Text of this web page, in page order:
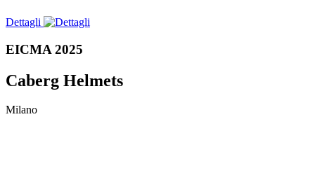
Dettagli
EICMA 2025
Caberg Helmets
Milano